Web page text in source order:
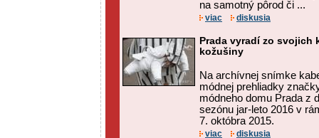
na samotný pôrod či ...
viac diskusia
Prada vyradí zo svojich
kožušiny
Na archívnej snímke
módnej prehliadky
módneho domu Prada z
sezónu jar-leto 2016 v
7. októbra 2015.
viac diskusia